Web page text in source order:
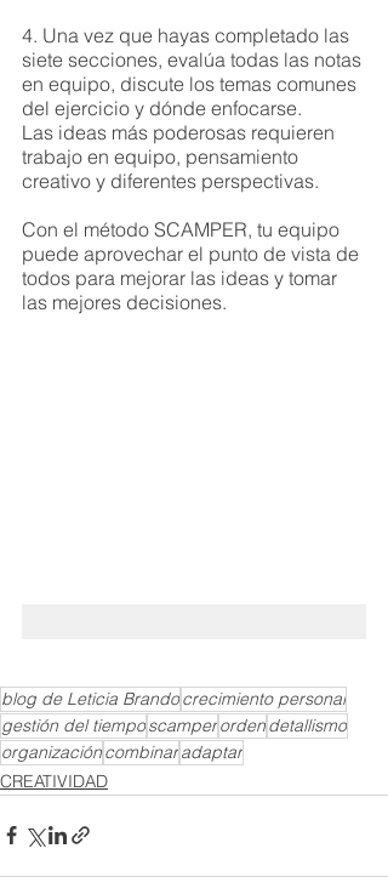
4. Una vez que hayas completado las
siete secciones, evalúa todas las notas
en equipo, discute los temas comunes
del ejercicio y dónde enfocarse.
Las ideas más poderosas requieren
trabajo en equipo, pensamiento
creativo y diferentes perspectivas.
Con el método SCAMPER, tu equipo
puede aprovechar el punto de vista de
todos para mejorar las ideas y tomar
las mejores decisiones.
blog de Leticia Brandocrecimiento personal
gestión del tiemposcamperordendetallismo
organizacióncombinaradaptar
CREATIVIDAD